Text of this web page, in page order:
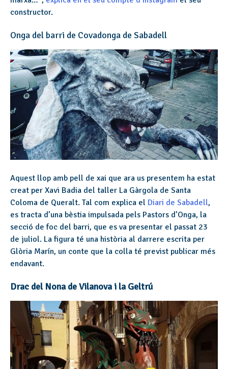
constructor.
Onga del barri de Covadonga de Sabadell
Aquest llop amb pell de xai que ara us presentem ha estat
creat per Xavi Badia del taller La Gàrgola de Santa
Coloma de Queralt. Tal com explica el Diari de Sabadell,
es tracta d’una bèstia impulsada pels Pastors d’Onga, la
secció de foc del barri, que es va presentar el passat 23
de juliol. La figura té una història al darrere escrita per
Glòria Marín, un conte que la colla té previst publicar més
endavant.
Drac del Nona de Vilanova i la Geltrú